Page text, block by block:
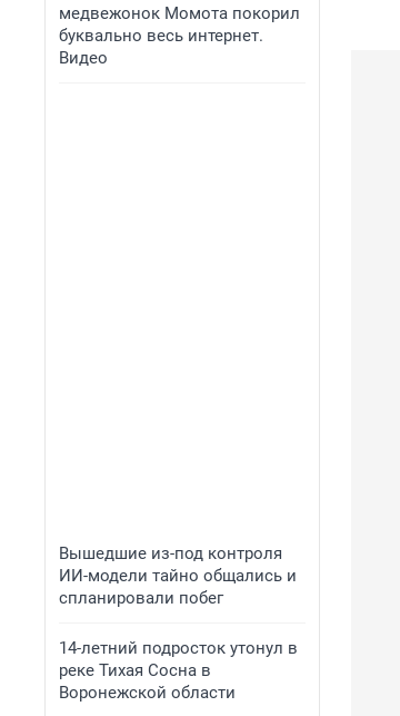
медвежонок Момота покорил
буквально весь интернет.
Видео
Вышедшие из-под контроля
ИИ-модели тайно общались и
спланировали побег
14-летний подросток утонул в
реке Тихая Сосна в
Воронежской области